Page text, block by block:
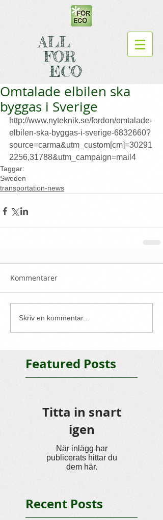
ALL
FOR
ECO
Featured Posts
Recent Posts
Omtalade elbilen ska
byggas i Sverige
http://www.nyteknik.se/fordon/omtalade-
elbilen-ska-byggas-i-sverige-6832660?
source=carma&utm_custom[cm]=30291
2256,31788&utm_campaign=mail4
Taggar:
Sweden
transportation-news
Kommentarer
Skriv en kommentar...
Titta in snart
igen
När inlägg har
publicerats hittar du
dem här.